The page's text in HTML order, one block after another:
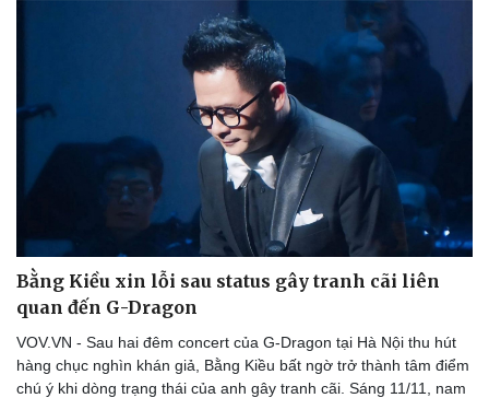
Bằng Kiều xin lỗi sau status gây tranh cãi liên
quan đến G-Dragon
VOV.VN - Sau hai đêm concert của G-Dragon tại Hà Nội thu hút
hàng chục nghìn khán giả, Bằng Kiều bất ngờ trở thành tâm điểm
chú ý khi dòng trạng thái của anh gây tranh cãi. Sáng 11/11, nam